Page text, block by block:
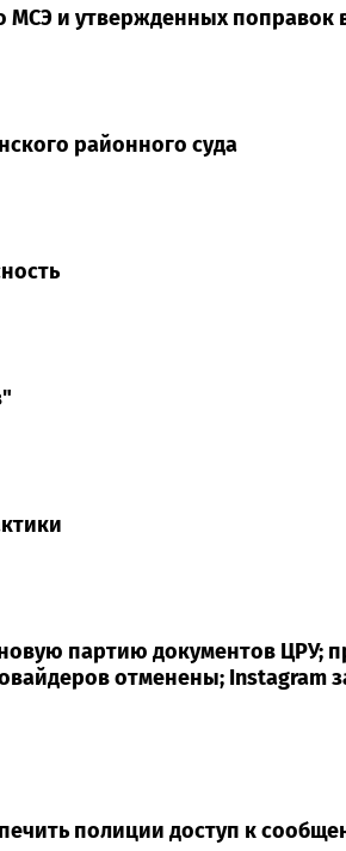
и утвержденных поправок
районного суда
партию документов ЦРУ;
отменены; Instagram
полиции доступ к